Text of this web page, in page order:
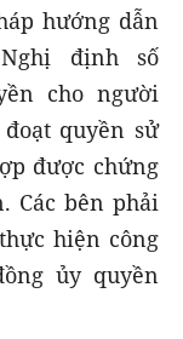
hướng dẫn
định số
cho người
quyền sử
được chứng
Các bên phải
hiện công
ủy quyền